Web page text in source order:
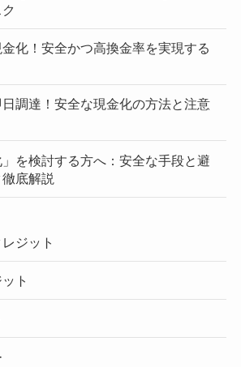
化！安全かつ高換金率を実現する
調達！安全な現金化の方法と注意
を検討する方へ：安全な手段と避
底解説
ジット
ト